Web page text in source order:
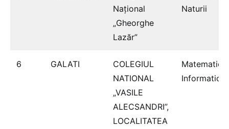
Naţional
„Gheorghe
Lazăr”
Naturii
6 GALATI
COLEGIUL
NATIONAL
„VASILE
ALECSANDRI”,
LOCALITATEA
Informatică